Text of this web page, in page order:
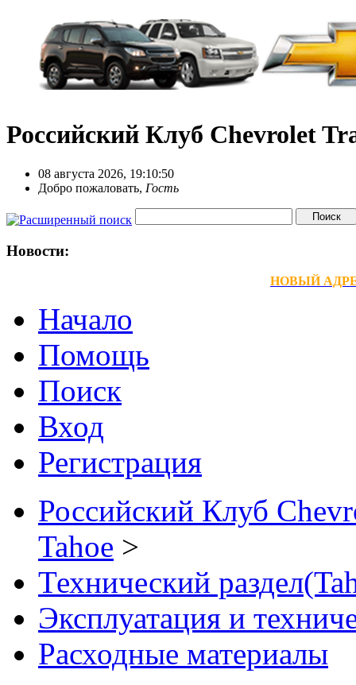
Российский Клуб Chevrolet
08 августа 2026, 19:10:50
Добро пожаловать, Гость
Новости:
НОВЫЙ АДРЕС
Начало
Помощь
Поиск
Вход
Регистрация
Российский Клуб
Tahoe >
Технический
Эксплуатация и
Расходные материалы